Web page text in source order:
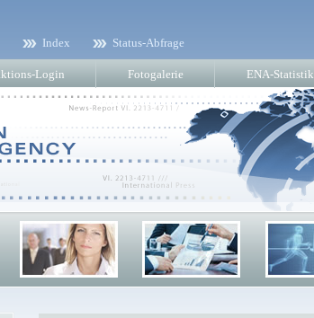
Index Status-Abfrage
Login Fotogalerie ENA-Statistik